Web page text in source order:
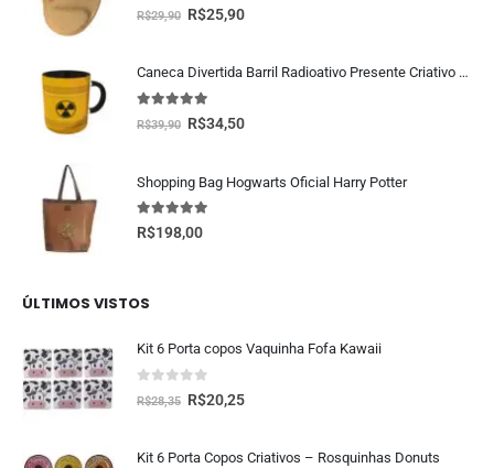
5.00 fora de 5
R$29,90 R$25,90
Caneca Divertida Barril Radioativo Presente Criativo Geek
5.00 fora de 5
R$39,90 R$34,50
Shopping Bag Hogwarts Oficial Harry Potter
5.00 fora de 5
R$198,00
ÚLTIMOS VISTOS
Kit 6 Porta copos Vaquinha Fofa Kawaii
fora de 5
R$28,35 R$20,25
Kit 6 Porta Copos Criativos – Rosquinhas Donuts